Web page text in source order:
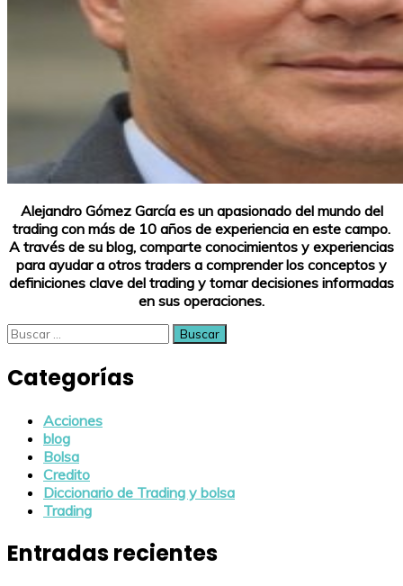
Alejandro Gómez García es un apasionado del mundo del
trading con más de 10 años de experiencia en este campo.
A través de su blog, comparte conocimientos y experiencias
para ayudar a otros traders a comprender los conceptos y
definiciones clave del trading y tomar decisiones informadas
en sus operaciones.
Buscar:
Categorías
Acciones
blog
Bolsa
Credito
Diccionario de Trading y bolsa
Trading
Entradas recientes